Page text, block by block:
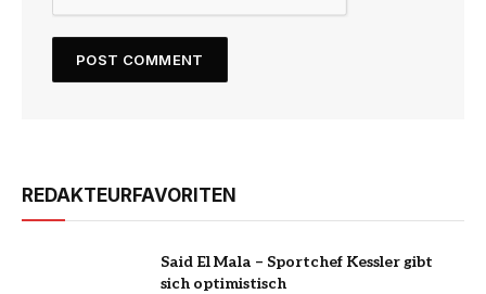
REDAKTEURFAVORITEN
Said El Mala – Sportchef Kessler gibt
sich optimistisch